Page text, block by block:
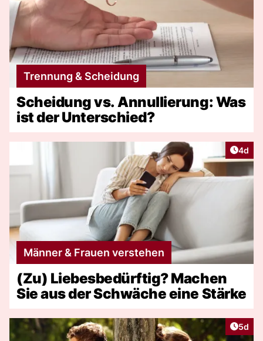
Trennung & Scheidung
Scheidung vs. Annullierung: Was
ist der Unterschied?
4d
Männer & Frauen verstehen
(Zu) Liebesbedürftig? Machen
Sie aus der Schwäche eine Stärke
5d